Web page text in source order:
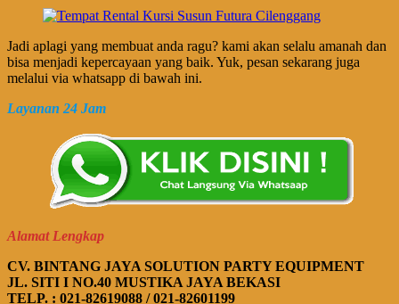
Jadi aplagi yang membuat anda ragu? kami akan selalu amanah dan
bisa menjadi kepercayaan yang baik. Yuk, pesan sekarang juga
melalui via whatsapp di bawah ini.
Layanan 24 Jam
Alamat Lengkap
CV. BINTANG JAYA SOLUTION PARTY EQUIPMENT
JL. SITI I NO.40 MUSTIKA JAYA BEKASI
TELP. : 021-82619088 / 021-82601199